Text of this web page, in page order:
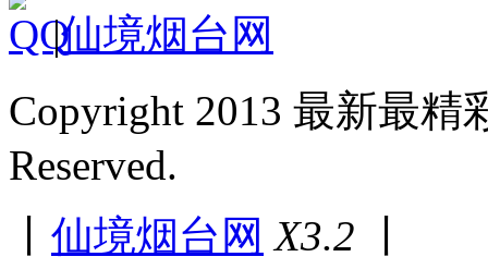
|仙境烟台网
Copyright 2013 最新最
Reserved.
仙境烟台网 X3.2